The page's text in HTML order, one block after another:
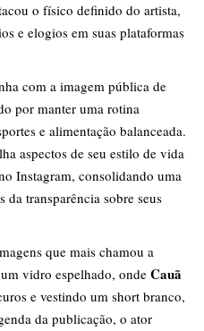
o físico definido do artista,
e elogios em suas plataformas
com a imagem pública de
por manter uma rotina
e alimentação balanceada.
aspectos de seu estilo de vida
Instagram, consolidando uma
da transparência sobre seus
que mais chamou a
vidro espelhado, onde Cauã
e vestindo um short branco,
da publicação, o ator